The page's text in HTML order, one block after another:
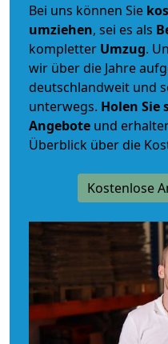
Bei uns können Sie
umziehen, sei es als
kompletter Umzug.
wir über die Jahre
deutschlandweit und
unterwegs. Holen Sie
Angebote und
Überblick über die
Kostenlose